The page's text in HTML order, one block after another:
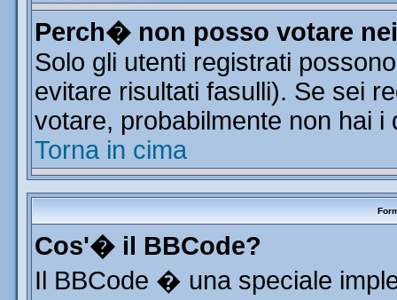
Perch� non posso votare
Solo gli utenti registrati
evitare risultati fasulli). Se sei
votare, probabilmente non hai
Torna in cima
Cos'� il BBCode?
Il BBCode � una speciale